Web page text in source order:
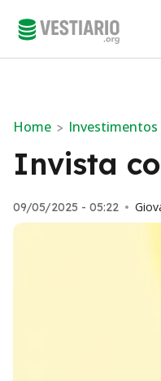
Home > Investimentos
Invista
09/05/2025 - 05:22 •